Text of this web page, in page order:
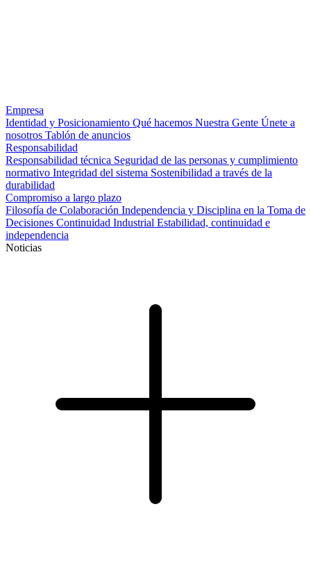
Empresa
Identidad y Posicionamiento Qué hacemos Nuestra Gente Únete a
nosotros Tablón de anuncios
Responsabilidad
Responsabilidad técnica Seguridad de las personas y cumplimiento
normativo Integridad del sistema Sostenibilidad a través de la
durabilidad
Compromiso a largo plazo
Filosofía de Colaboración Independencia y Disciplina en la Toma de
Decisiones Continuidad Industrial Estabilidad, continuidad e
independencia
Noticias